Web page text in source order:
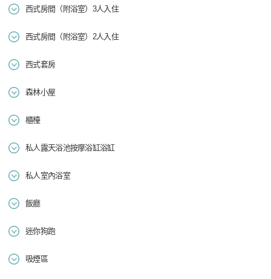
西式房間（附浴室）3人入住
西式房間（附浴室）2人入住
西式套房
森林小屋
櫃檯
私人露天浴池按摩浴缸浴缸
私人室內浴室
飯廳
迷你狗跑
吸煙區